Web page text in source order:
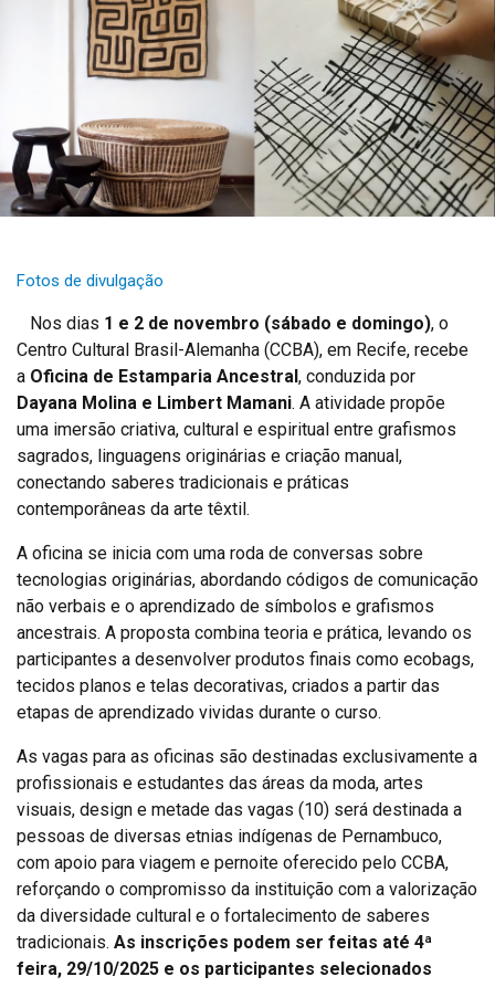
Fotos de divulgação
Nos dias 1 e 2 de novembro (sábado e domingo), o
Centro Cultural Brasil-Alemanha (CCBA), em Recife, recebe
a Oficina de Estamparia Ancestral, conduzida por
Dayana Molina e Limbert Mamani. A atividade propõe
uma imersão criativa, cultural e espiritual entre grafismos
sagrados, linguagens originárias e criação manual,
conectando saberes tradicionais e práticas
contemporâneas da arte têxtil.
A oficina se inicia com uma roda de conversas sobre
tecnologias originárias, abordando códigos de comunicação
não verbais e o aprendizado de símbolos e grafismos
ancestrais. A proposta combina teoria e prática, levando os
participantes a desenvolver produtos finais como ecobags,
tecidos planos e telas decorativas, criados a partir das
etapas de aprendizado vividas durante o curso.
As vagas para as oficinas são destinadas exclusivamente a
profissionais e estudantes das áreas da moda, artes
visuais, design e metade das vagas (10) será destinada a
pessoas de diversas etnias indígenas de Pernambuco,
com apoio para viagem e pernoite oferecido pelo CCBA,
reforçando o compromisso da instituição com a valorização
da diversidade cultural e o fortalecimento de saberes
tradicionais. As inscrições podem ser feitas até 4ª
feira, 29/10/2025 e os participantes selecionados